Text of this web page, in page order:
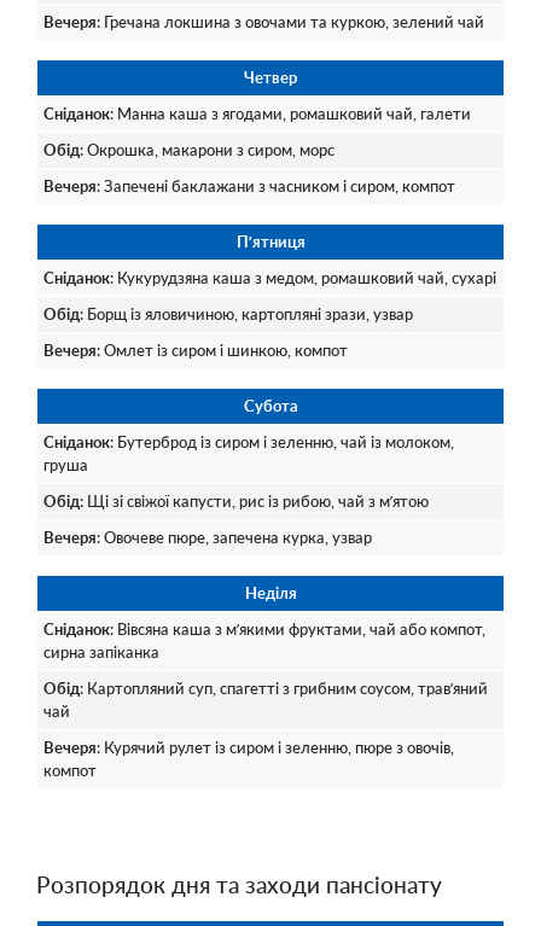
Вечеря: Гречана локшина з овочами та куркою, зелений чай
Четвер
Сніданок: Манна каша з ягодами, ромашковий чай, галети
Обід: Окрошка, макарони з сиром, морс
Вечеря: Запечені баклажани з часником і сиром, компот
Пʼятниця
Сніданок: Кукурудзяна каша з медом, ромашковий чай, сухарі
Обід: Борщ із яловичиною, картопляні зрази, узвар
Вечеря: Омлет із сиром і шинкою, компот
Субота
Сніданок: Бутерброд із сиром і зеленню, чай із молоком,
груша
Обід: Щі зі свіжої капусти, рис із рибою, чай з м’ятою
Вечеря: Овочеве пюре, запечена курка, узвар
Неділя
Сніданок: Вівсяна каша з м’якими фруктами, чай або компот,
сирна запіканка
Обід: Картопляний суп, спагетті з грибним соусом, трав’яний
чай
Вечеря: Курячий рулет із сиром і зеленню, пюре з овочів,
компот
Розпорядок дня та заходи пансіонату